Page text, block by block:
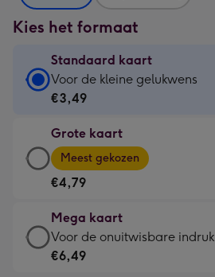
Kies het formaat
Standaard kaart
Standaard
kaart
€3,49
-
Voor
kleine
gelukwens
-
Voor de kleine gelukwens
€3,49
Grote kaart
Grote
kaart
-
€4,79
-
Meest
gekozen
Meest gekozen
€4,79
Mega kaart
Mega
kaart
Voor de onuitwisbare indruk
€6,49